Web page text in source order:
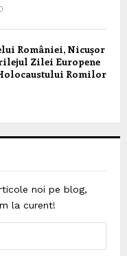
României, Nicușor
Zilei Europene
Romilor
noi pe blog,
la curent!